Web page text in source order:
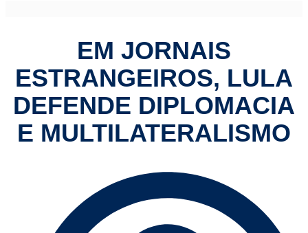
EM JORNAIS
ESTRANGEIROS, LULA
DEFENDE DIPLOMACIA
E MULTILATERALISMO